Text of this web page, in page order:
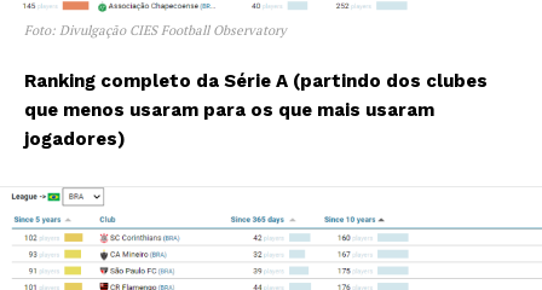
Foto: Divulgação CIES Football Observatory
Ranking completo da Série A (partindo dos clubes
que menos usaram para os que mais usaram
jogadores)